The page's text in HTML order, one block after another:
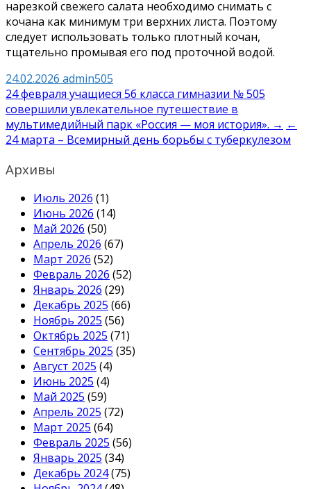
нарезкой свежего салата необходимо снимать с
кочана как минимум три верхних листа. Поэтому
следует использовать только плотный кочан,
тщательно промывая его под проточной водой.
24.02.2026 admin505
Навигация
по
записям
24 февраля учащиеся 5б класса гимназии № 505
совершили увлекательное путешествие в
мультимедийный парк «Россия — моя история». → ←
24 марта – Всемирный день борьбы с туберкулезом
Архивы
Июль 2026 (1)
Июнь 2026 (14)
Май 2026 (50)
Апрель 2026 (67)
Март 2026 (52)
Февраль 2026 (52)
Январь 2026 (29)
Декабрь 2025 (66)
Ноябрь 2025 (56)
Октябрь 2025 (71)
Сентябрь 2025 (35)
Август 2025 (4)
Июнь 2025 (4)
Май 2025 (59)
Апрель 2025 (72)
Март 2025 (64)
Февраль 2025 (56)
Январь 2025 (34)
Декабрь 2024(75)